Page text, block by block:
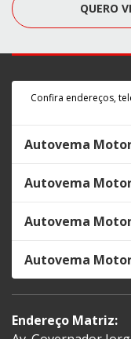
QUERO
Confira endereços,
Autovema
Autovema
Autovema
Autovema
Endereço Matriz: